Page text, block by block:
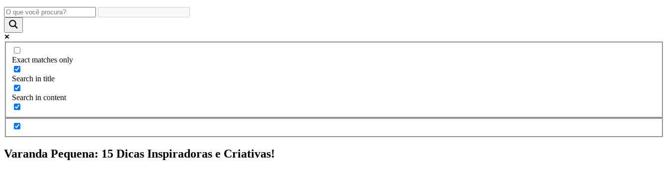
Exact matches only
Search in title
Search in content
Varanda Pequena: 15 Dicas Inspiradoras e Criativas!